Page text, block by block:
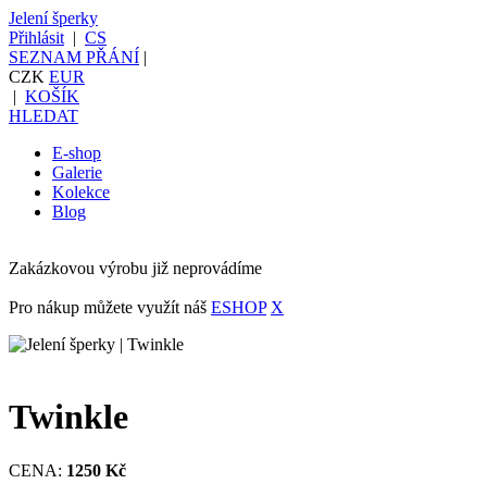
Jelení šperky
Přihlásit | CS
SEZNAM PŘÁNÍ |
CZK EUR
| KOŠÍK
HLEDAT
E-shop
Galerie
Kolekce
Blog
Zakázkovou výrobu již neprovádíme
Pro nákup můžete využít náš ESHOP X
Twinkle
CENA: 1250 Kč